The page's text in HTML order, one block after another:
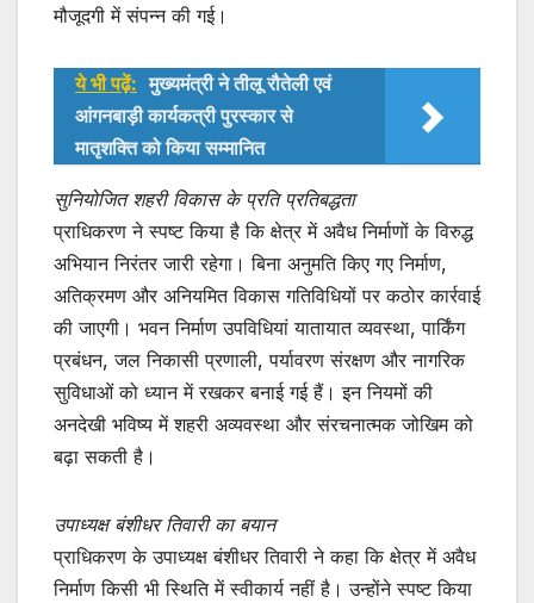
मौजूदगी में संपन्न की गई।
ये भी पढ़ें: मुख्यमंत्री ने तीलू रौतेली एवं
आंगनबाड़ी कार्यकत्री पुरस्कार से
मातृशक्ति को किया सम्मानित
सुनियोजित शहरी विकास के प्रति प्रतिबद्धता
प्राधिकरण ने स्पष्ट किया है कि क्षेत्र में अवैध निर्माणों के विरुद्ध
अभियान निरंतर जारी रहेगा। बिना अनुमति किए गए निर्माण,
अतिक्रमण और अनियमित विकास गतिविधियों पर कठोर कार्रवाई
की जाएगी। भवन निर्माण उपविधियां यातायात व्यवस्था, पार्किंग
प्रबंधन, जल निकासी प्रणाली, पर्यावरण संरक्षण और नागरिक
सुविधाओं को ध्यान में रखकर बनाई गई हैं। इन नियमों की
अनदेखी भविष्य में शहरी अव्यवस्था और संरचनात्मक जोखिम को
बढ़ा सकती है।
उपाध्यक्ष बंशीधर तिवारी का बयान
प्राधिकरण के उपाध्यक्ष बंशीधर तिवारी ने कहा कि क्षेत्र में अवैध
निर्माण किसी भी स्थिति में स्वीकार्य नहीं है। उन्होंने स्पष्ट किया